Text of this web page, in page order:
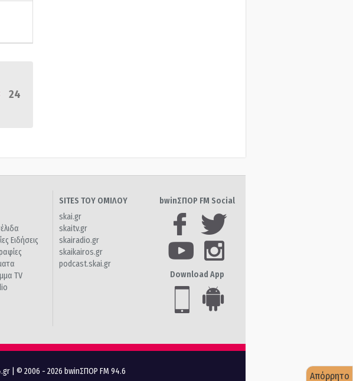
24
Ειδήσεις
TV
SITES ΤΟΥ ΟΜΙΛΟΥ
skai.gr
skaitv.gr
skairadio.gr
skaikairos.gr
podcast.skai.gr
bwinΣΠΟΡ FM Social
Download App
| © 2006 - 2026 bwinΣΠΟΡ FM 94.6 Απόρρητο